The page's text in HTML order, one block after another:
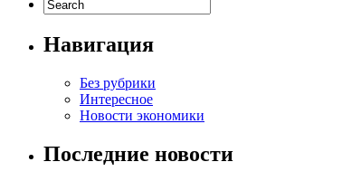
Навигация
Без рубрики
Интересное
Новости экономики
Последние новости